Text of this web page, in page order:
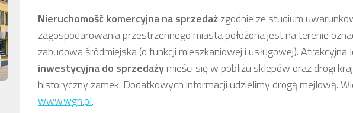
Nieruchomość komercyjnana sprzedażzgodnie ze studium
zagospodarowania przestrzennego miasta położona jest na terenie
zabudowa śródmiejska (o funkcji mieszkaniowej i usługowej). Atrakcyjna
inwestycyjnado sprzedażymieści się w pobliżu sklepów oraz drogi
historyczny zamek. Dodatkowych informacji udzielimy drogą mejlową.
www.wgn.pl.